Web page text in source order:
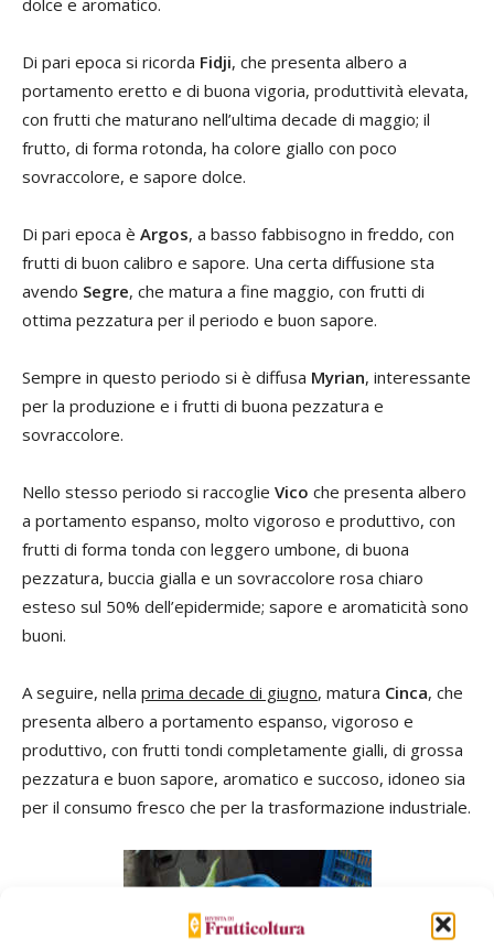
dolce e aromatico.
Di pari epoca si ricorda Fidji, che presenta albero a
portamento eretto e di buona vigoria, produttività elevata,
con frutti che maturano nell’ultima decade di maggio; il
frutto, di forma rotonda, ha colore giallo con poco
sovraccolore, e sapore dolce.
Di pari epoca è Argos, a basso fabbisogno in freddo, con
frutti di buon calibro e sapore. Una certa diffusione sta
avendo Segre, che matura a fine maggio, con frutti di
ottima pezzatura per il periodo e buon sapore.
Sempre in questo periodo si è diffusa Myrian, interessante
per la produzione e i frutti di buona pezzatura e
sovraccolore.
Nello stesso periodo si raccoglie Vico che presenta albero
a portamento espanso, molto vigoroso e produttivo, con
frutti di forma tonda con leggero umbone, di buona
pezzatura, buccia gialla e un sovraccolore rosa chiaro
esteso sul 50% dell’epidermide; sapore e aromaticità sono
buoni.
A seguire, nella prima decade di giugno, matura Cinca, che
presenta albero a portamento espanso, vigoroso e
produttivo, con frutti tondi completamente gialli, di grossa
pezzatura e buon sapore, aromatico e succoso, idoneo sia
per il consumo fresco che per la trasformazione industriale.